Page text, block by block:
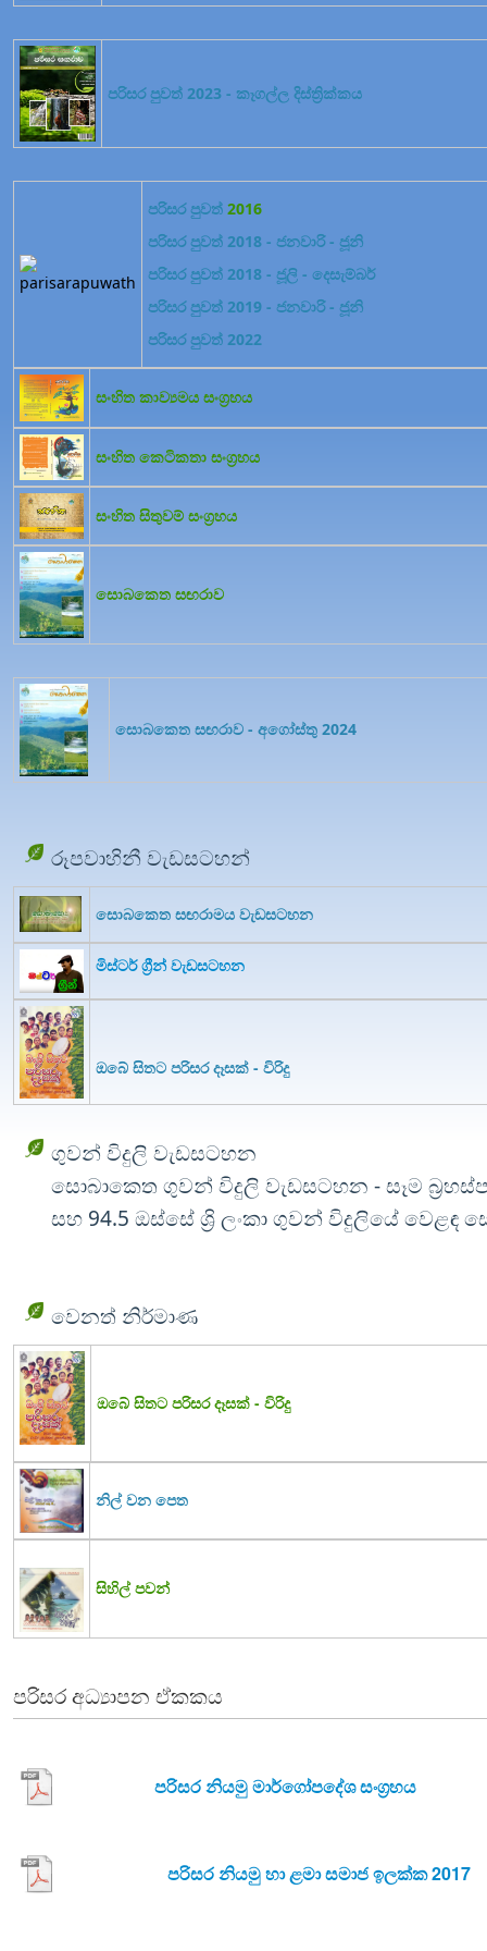
පරිසර පුවත් 2023 - කෑගල්ල දිස්ත්‍රික්කය
පරිසර පුවත් 2016
පරිසර පුවත් 2018 - ජනවාරි - ජූනි
පරිසර පුවත් 2018 - ජූලි - දෙසැම්බර්
පරිසර පුවත් 2019 - ජනවාරි - ජූනි
පරිසර පුවත් 2022
සංහිත කාව්‍යමය සංග්‍රහය
සංහිත කෙටිකතා සංග්‍රහය
සංහිත සිතුවම් සංග්‍රහය
සොබකෙත සඟරාව
සොබකෙත සඟරාව - අගෝස්තු 2024
රූපවාහිනී වැඩසටහන්
සොබකෙත සඟරාමය වැඩසටහන
මිස්ටර් ග්‍රීන් වැඩසටහන
ඔබේ සිතට පරිසර දෑසක් - විරිදු
ගුවන් විදුලි වැඩසටහන
සොබාකෙත ගුවන් විදුලි වැඩසටහන - සෑම
සහ 94.5 ඔස්සේ ශ්‍රි ලංකා ගුවන් විදුලියේ වෙළඳ
වෙනත් නිර්මාණ
ඔබේ සිතට පරිසර දෑසක් - විරිදු
නිල් වන පෙත
සිහිල් පවන්
පරිසර අධ්‍යාපන ඒකකය
පරිසර නියමු මාර්ගෝපදේශ සංග්‍රහය
පරිසර නියමු හා ළමා සමාජ ඉලක්ක 2017